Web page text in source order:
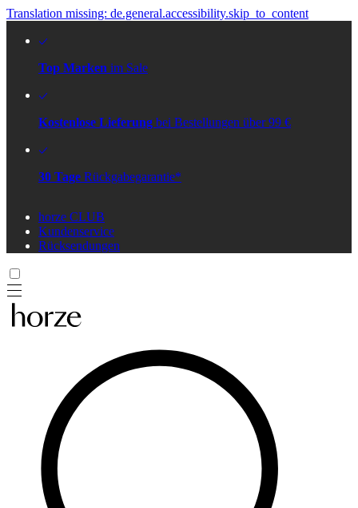
Translation missing: de.general.accessibility.skip_to_content
Top Marken im Sale
Kostenlose Lieferung bei Bestellungen über 99 €
30 Tage Rückgabegarantie*
horze CLUB
Kundenservice
Rücksendungen